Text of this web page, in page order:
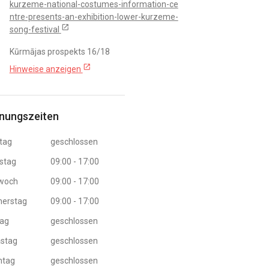
kurzeme-national-costumes-information-ce
ntre-presents-an-exhibition-lower-kurzeme-
song-festival open_in_new
Kūrmājas prospekts 16/18
Hinweise anzeigen open_in_new
geschlossen
09:00 - 17:00
09:00 - 17:00
09:00 - 17:00
geschlossen
geschlossen
geschlossen